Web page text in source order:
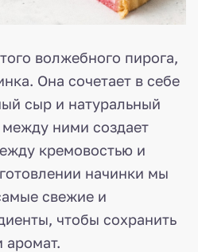
волжебного пирога,
Она сочетает в себе
сыр и натуральный
между ними создает
кремовостью и
начинки мы
свежие и
чтобы сохранить
аромат.